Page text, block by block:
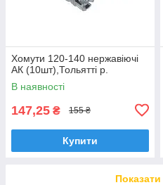
Хомути 120-140 нержавіючі
АК (10шт),Тольятті р.
В наявності
147,25 ₴ 155 ₴
Купити